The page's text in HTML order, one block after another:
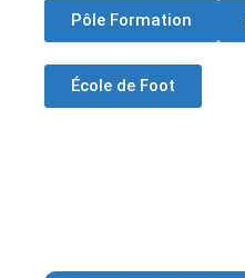
Pôle Formation
École de Foot